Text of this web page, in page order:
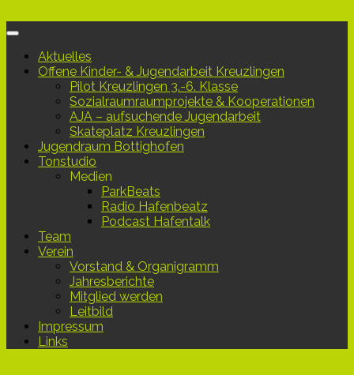
Aktuelles
Offene Kinder- & Jugendarbeit Kreuzlingen
Pilot Kreuzlingen 3.-6. Klasse
Sozialraumraumprojekte & Kooperationen
AJA – aufsuchende Jugendarbeit
Skateplatz Kreuzlingen
Jugendraum Bottighofen
Tonstudio
Medien
ParkBeats
Radio Hafenbeatz
Podcast Hafentalk
Team
Verein
Vorstand & Organigramm
Jahresberichte
Mitglied werden
Leitbild
Impressum
Links